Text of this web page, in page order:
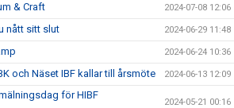
& Craft 2024-07-08 12:06
nått sitt slut 2024-06-29 11:48
2024-06-24 10:36
och Näset IBF kallar till årsmöte 2024-06-13 12:09
för HIBF
2024-05-21 00:16